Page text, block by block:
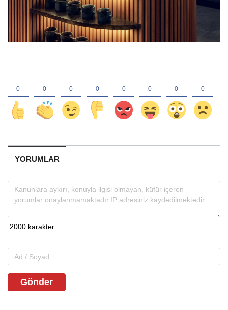
YORUMLAR
Gönder